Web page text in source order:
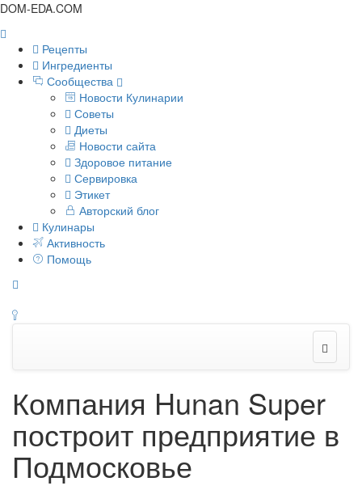
DOM-EDA.COM
Рецепты
Ингредиенты
Сообщества
Новости Кулинарии
Советы
Диеты
Новости сайта
Здоровое питание
Сервировка
Этикет
Авторский блог
Кулинары
Активность
Помощь
Компания Hunan Super
построит предприятие в
Подмосковье